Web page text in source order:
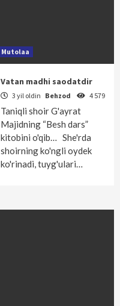
Mutolaa
Vatan madhi saodatdir
3 yil oldin Behzod 4 579
Taniqli shoir G'ayrat
Majidning “Besh dars”
kitobini o'qib… She'rda
shoirning ko'ngli oydek
ko'rinadi, tuyg'ulari…